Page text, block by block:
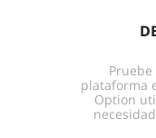
plataforma
Option